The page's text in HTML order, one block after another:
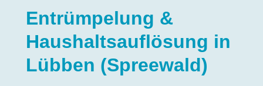
Entrümpelung &
Haushaltsauflösung in
Lübben (Spreewald)